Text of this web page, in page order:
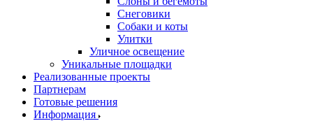
Снеговики
Собаки и коты
Улитки
Уличное освещение
Уникальные площадки
Реализованные проекты
Партнерам
Готовые решения
Информация